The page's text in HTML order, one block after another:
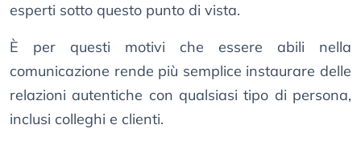
esperti sotto questo punto di vista.
È per questi motivi che essere abili nella
comunicazione rende più semplice instaurare delle
relazioni autentiche con qualsiasi tipo di persona,
inclusi colleghi e clienti.